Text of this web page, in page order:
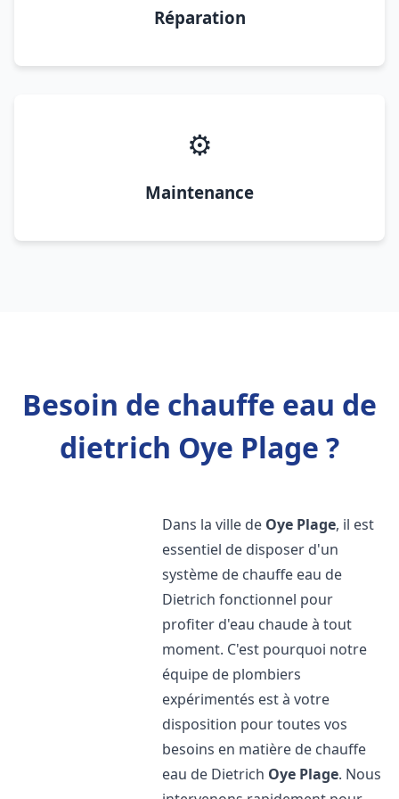
Réparation
⚙️
Maintenance
Besoin de chauffe eau de
dietrich Oye Plage ?
Dans la ville de Oye Plage, il est
essentiel de disposer d'un
système de chauffe eau de
Dietrich fonctionnel pour
profiter d'eau chaude à tout
moment. C'est pourquoi notre
équipe de plombiers
expérimentés est à votre
disposition pour toutes vos
besoins en matière de chauffe
eau de Dietrich Oye Plage. Nous